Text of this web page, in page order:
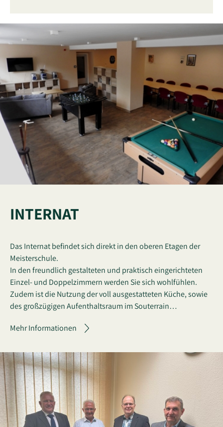
INTERNAT
Das Internat befindet sich direkt in den oberen Etagen der
Meisterschule.
In den freundlich gestalteten und praktisch eingerichteten
Einzel- und Doppelzimmern werden Sie sich wohlfühlen.
Zudem ist die Nutzung der voll ausgestatteten Küche, sowie
des großzügigen Aufenthaltsraum im Souterrain…
Mehr Informationen